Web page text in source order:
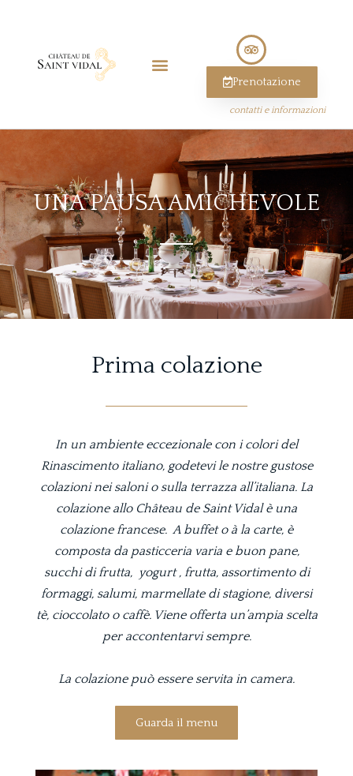
Prenotazione
contatti e informazioni
UNA PAUSA AMICHEVOLE
Prima colazione
In un ambiente eccezionale con i colori del
Rinascimento italiano, godetevi le nostre gustose
colazioni nei saloni o sulla terrazza all’italiana. La
colazione allo Château de Saint Vidal è una
colazione francese. A buffet o à la carte, è
composta da pasticceria varia e buon pane,
succhi di frutta, yogurt , frutta, assortimento di
formaggi, salumi, marmellate di stagione, diversi
tè, cioccolato o caffè. Viene offerta un’ampia scelta
per accontentarvi sempre.
La colazione può essere servita in camera.
Guarda il menu